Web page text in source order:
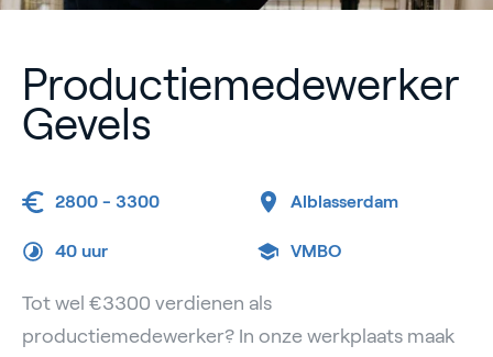
Productiemedewerker
Gevels
2800 - 3300 Alblasserdam
40 uur VMBO
Tot wel €3300 verdienen als
productiemedewerker? In onze werkplaats maak